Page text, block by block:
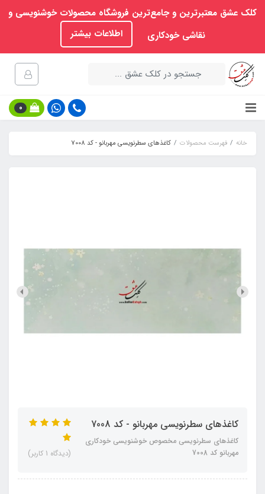
کلک عشق معتبرترین و جامع‌ترین فروشگاه محصولات خوشنویسی و
نقاشی خودکاری
اطلاعات بیشتر
0
خانه فهرست محصولات کاغذهای سطرنویسی مهربانو - کد 7008
کاغذهای سطرنویسی مهربانو - کد 7008
کاغذهای سطرنویسی مخصوص خوشنویسی خودکاری
مهربانو کد 7008
(دیدگاه 1 کاربر)